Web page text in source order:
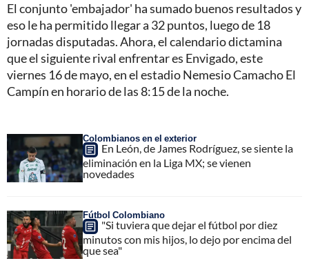
El conjunto 'embajador' ha sumado buenos resultados y
eso le ha permitido llegar a 32 puntos, luego de 18
jornadas disputadas. Ahora, el calendario dictamina
que el siguiente rival enfrentar es Envigado, este
viernes 16 de mayo, en el estadio Nemesio Camacho El
Campín en horario de las 8:15 de la noche.
Colombianos en el exterior
En León, de James Rodríguez, se siente la
eliminación en la Liga MX; se vienen
novedades
Fútbol Colombiano
"Si tuviera que dejar el fútbol por diez
minutos con mis hijos, lo dejo por encima del
que sea"